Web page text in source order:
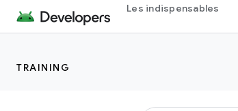
Les indispensables
TRAINING